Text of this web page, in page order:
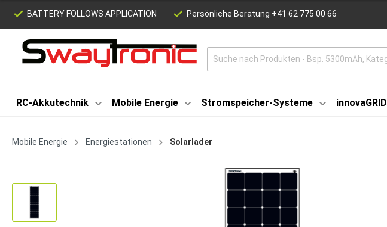
BATTERY FOLLOWS APPLICATION Persönliche Beratung +41 62 775 00 66
RC-Akkutechnik Mobile Energie Stromspeicher-Systeme innovaGRID
Mobile Energie Energiestationen Solarlader